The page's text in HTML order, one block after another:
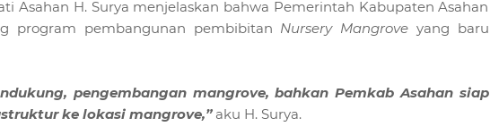
Asahan H. Surya menjelaskan bahwa Pemerintah Kabupaten Asahan
program pembangunan pembibitan Nursery Mangrove yang baru
pengembangan mangrove, bahkan Pemkab Asahan siap
ke lokasi mangrove,”aku H. Surya.